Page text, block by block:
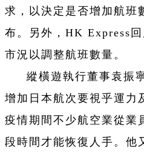
求，以決定是否增加航班
布。另外，HK Express
市況以調整航班數量。
縱橫遊執行董事袁振
增加日本航次要視乎運力
疫情期間不少航空業從業
段時間才能恢復人手。他